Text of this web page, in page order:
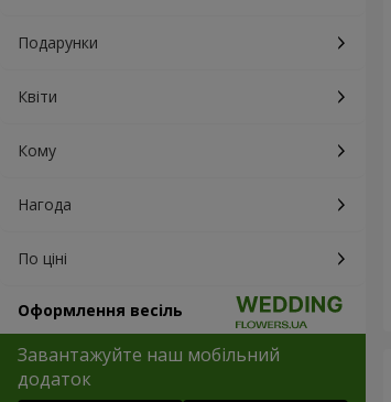
Подарунки
Квіти
Кому
Нагода
По ціні
Оформлення весіль
Завантажуйте наш мобільний
додаток